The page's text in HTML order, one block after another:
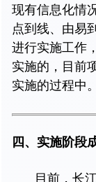
现有信息化情
点到线、由易
进行实施工作
实施的，目前
实施的过程中。
四、实施阶段